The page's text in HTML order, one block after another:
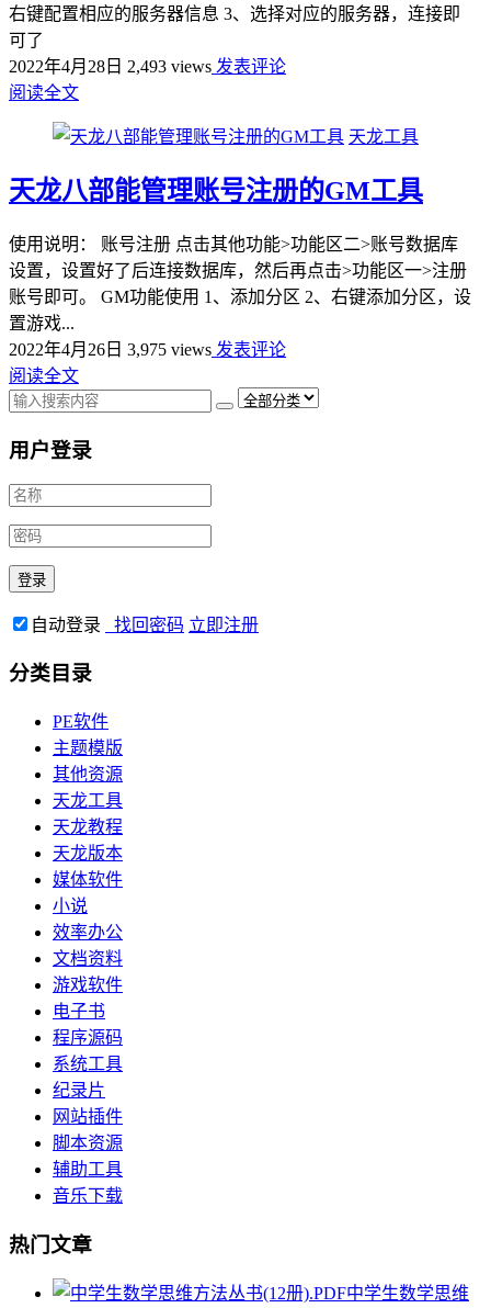
右键配置相应的服务器信息 3、选择对应的服务器，连接即
可了
2022年4月28日 2,493 views 发表评论
阅读全文
天龙工具
天龙八部能管理账号注册的GM工具
使用说明： 账号注册 点击其他功能>功能区二>账号数据库
设置，设置好了后连接数据库，然后再点击>功能区一>注册
账号即可。 GM功能使用 1、添加分区 2、右键添加分区，设
置游戏...
2022年4月26日 3,975 views 发表评论
阅读全文
用户登录
自动登录 找回密码 立即注册
分类目录
PE软件
主题模版
其他资源
天龙工具
天龙教程
天龙版本
媒体软件
小说
效率办公
文档资料
游戏软件
电子书
程序源码
系统工具
纪录片
网站插件
脚本资源
辅助工具
音乐下载
热门文章
中学生数学思维